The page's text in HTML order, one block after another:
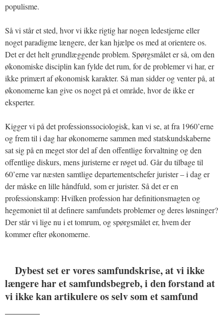
populisme.
Så vi står et sted, hvor vi ikke rigtig har nogen ledestjerne eller
noget paradigme længere, der kan hjælpe os med at orientere os.
Det er det helt grundlæggende problem. Spørgsmålet er så, om den
økonomiske disciplin kan fylde det rum, for de problemer vi har, er
ikke primært af økonomisk karakter. Så man sidder og venter på, at
økonomerne kan give os noget på et område, hvor de ikke er
eksperter.
Kigger vi på det professionssociologisk, kan vi se, at fra 1960’erne
og frem til i dag har økonomerne sammen med statskundskaberne
sat sig på en meget stor del af den offentlige forvaltning og den
offentlige diskurs, mens juristerne er røget ud. Går du tilbage til
60’erne var næsten samtlige departementschefer jurister – i dag er
der måske en lille håndfuld, som er jurister. Så det er en
professionskamp: Hvilken profession har definitionsmagten og
hegemoniet til at definere samfundets problemer og deres løsninger?
Der står vi lige nu i et tomrum, og spørgsmålet er, hvem der
kommer efter økonomerne.
Dybest set er vores samfundskrise, at vi ikke
længere har et samfundsbegreb, i den forstand at
vi ikke kan artikulere os selv som et samfund